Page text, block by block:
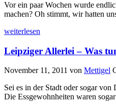
Vor ein paar Wochen wurde
machen? Oh stimmt, wir hatten
weiterlesen
Leipziger Allerlei – Was
November 11, 2011 von Mettigel
Sei es in der Stadt oder sogar
Die Essgewohnheiten waren